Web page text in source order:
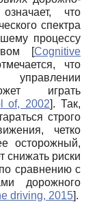
что
спектра
процессу
[Cognitive
что
играть
of, 2002]. Так,
строго
четко
осторожный,
снижать риски
сравнению с
дорожного
driving, 2015].